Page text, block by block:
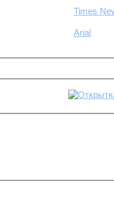
Times
Arial